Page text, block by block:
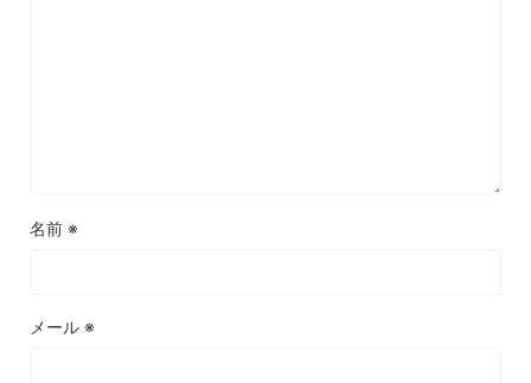
名前 ※
メール ※